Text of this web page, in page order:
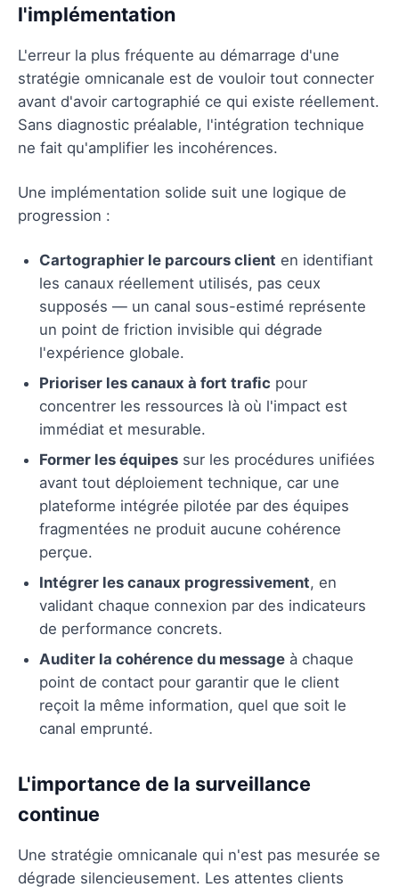
l'implémentation
L'erreur la plus fréquente au démarrage d'une
stratégie omnicanale est de vouloir tout connecter
avant d'avoir cartographié ce qui existe réellement.
Sans diagnostic préalable, l'intégration technique
ne fait qu'amplifier les incohérences.
Une implémentation solide suit une logique de
progression :
Cartographier le parcours client en identifiant
les canaux réellement utilisés, pas ceux
supposés — un canal sous-estimé représente
un point de friction invisible qui dégrade
l'expérience globale.
Prioriser les canaux à fort trafic pour
concentrer les ressources là où l'impact est
immédiat et mesurable.
Former les équipes sur les procédures unifiées
avant tout déploiement technique, car une
plateforme intégrée pilotée par des équipes
fragmentées ne produit aucune cohérence
perçue.
Intégrer les canaux progressivement, en
validant chaque connexion par des indicateurs
de performance concrets.
Auditer la cohérence du message à chaque
point de contact pour garantir que le client
reçoit la même information, quel que soit le
canal emprunté.
L'importance de la surveillance
continue
Une stratégie omnicanale qui n'est pas mesurée se
dégrade silencieusement. Les attentes clients